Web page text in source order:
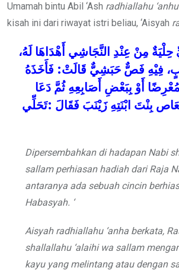
Umamah bintu Abil ‘Ash radhiallahu
kisah ini dari riwayat istri beliau, ‘Aisyah
حِلْيَةٌ مِنْ عِنْدِ النَّجَاشِي أَهْدَاهَا لَهُ،
فِيْهِ فَصٌّ حَبَشِيٌّ قَالَتْ: فَأَخَذَهُ
أَوْ بِبَعْضِ أَصَابِعِهِ ثُمَّ دَعَا
بِنْتَ ابْنَتِهِ زَيْنَبَ فَقَالَ :تَحَلِّي
Dipersembahkan di hadapan Nabi
sallam perhiasan hadiah dari Raja
antaranya ada sebuah cincin
Habasyah. ‘
Aisyah radhiallahu ‘anha berkata,
shallallahu ‘alaihi wa sallam
kayu yang melintang atau dengan